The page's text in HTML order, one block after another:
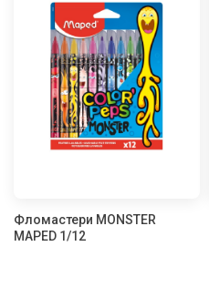
Фломастери MONSTER
MAPED 1/12